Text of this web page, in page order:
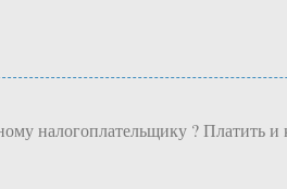
налогоплательщику ? Платить и